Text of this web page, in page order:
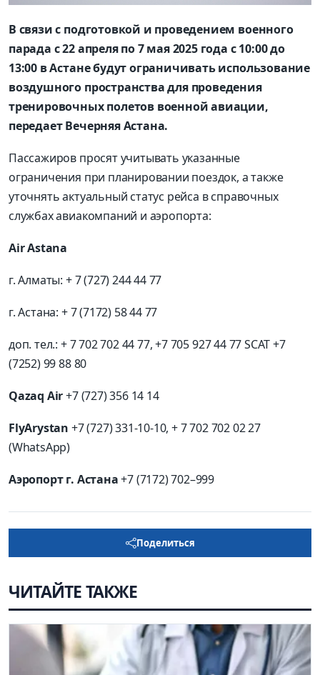
В связи с подготовкой и проведением военного
парада с 22 апреля по 7 мая 2025 года с 10:00 до
13:00 в Астане будут ограничивать использование
воздушного пространства для проведения
тренировочных полетов военной авиации,
передает Вечерняя Астана.
Пассажиров просят учитывать указанные
ограничения при планировании поездок, а также
уточнять актуальный статус рейса в справочных
службах авиакомпаний и аэропорта:
Air Astana
г. Алматы: + 7 (727) 244 44 77
г. Астана: + 7 (7172) 58 44 77
доп. тел.: + 7 702 702 44 77, +7 705 927 44 77 SCAT +7
(7252) 99 88 80
Qazaq Air+7 (727) 356 14 14
FlyArystаn +7 (727) 331-10-10, + 7 702 702 02 27
(WhatsApp)
Аэропорт г. Астана+7 (7172) 702–999
Поделиться
ЧИТАЙТЕ ТАКЖЕ